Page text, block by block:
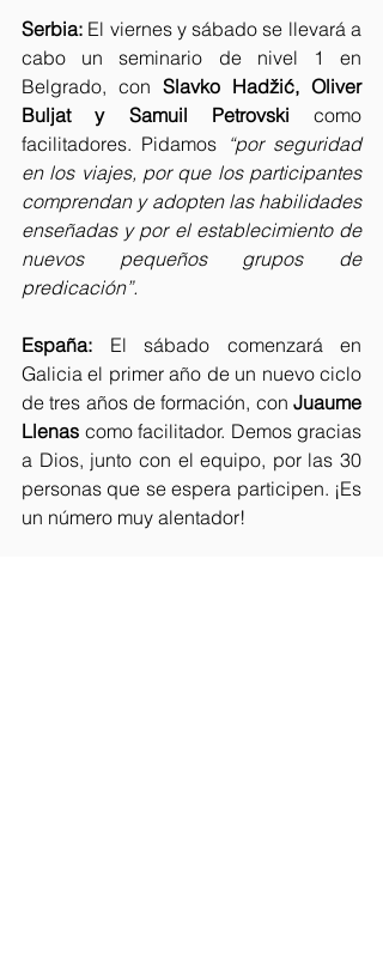
Serbia: El viernes y sábado se llevará a
cabo un seminario de nivel 1 en
Belgrado, con Slavko Hadžić, Oliver
Buljat y Samuil Petrovski como
facilitadores. Pidamos “por seguridad
en los viajes, por que los participantes
comprendan y adopten las habilidades
enseñadas y por el establecimiento de
nuevos pequeños grupos de
predicación”.
España: El sábado comenzará en
Galicia el primer año de un nuevo ciclo
de tres años de formación, con Juaume
Llenas como facilitador. Demos gracias
a Dios, junto con el equipo, por las 30
personas que se espera participen. ¡Es
un número muy alentador!